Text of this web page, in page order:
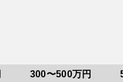
300〜500万円